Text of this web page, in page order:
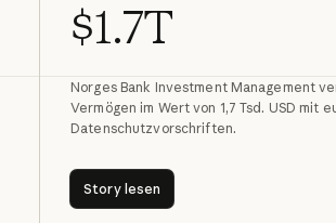
$1.7T
Norges Bank Investment Management
Vermögen im Wert von 1,7 Tsd. USD mit
Datenschutzvorschriften.
Story lesen
Story lesen